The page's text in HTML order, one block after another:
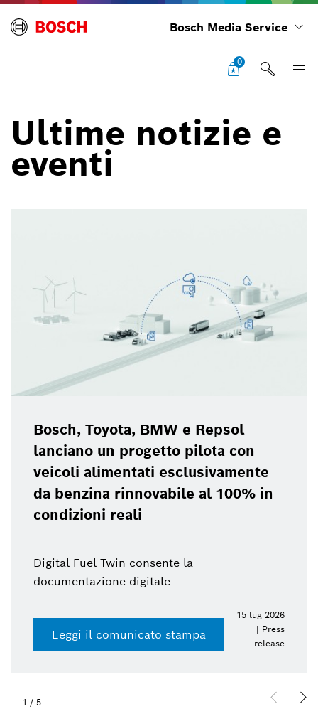
Bosch Media Service
0
Ultime notizie e
eventi
Bosch, Toyota, BMW e Repsol
lanciano un progetto pilota con
veicoli alimentati esclusivamente
da benzina rinnovabile al 100% in
condizioni reali
Digital Fuel Twin consente la
documentazione digitale
Leggi il comunicato stampa
15 lug 2026
| Press
release
1 / 5